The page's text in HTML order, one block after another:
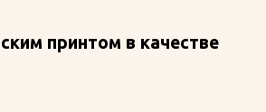
принтом в качестве